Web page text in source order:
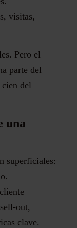
visitas,
Pero el
parte del
del
una
superficiales:
out,
clave.